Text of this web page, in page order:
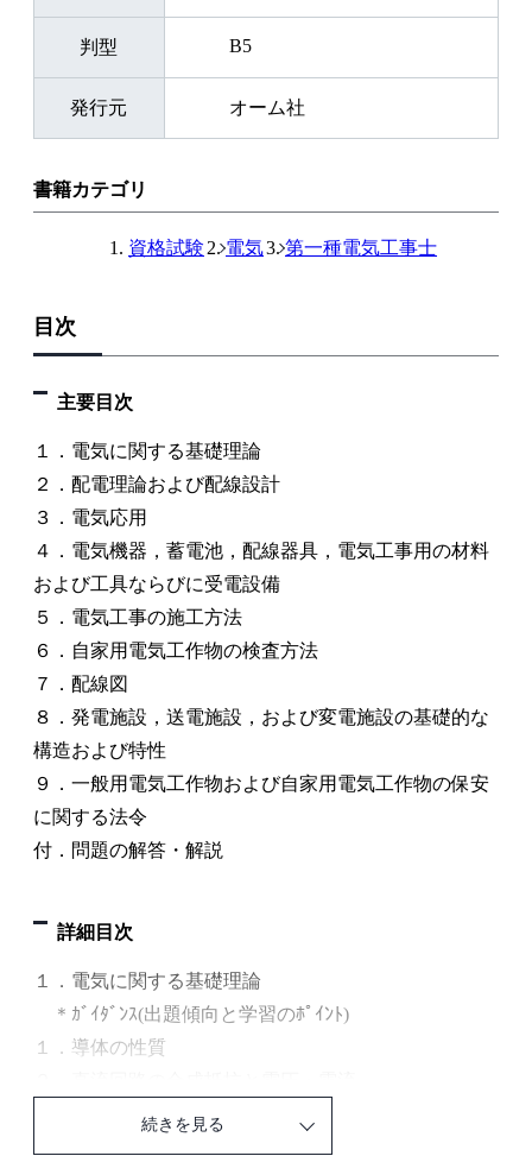
判型 B5
発行元 オーム社
書籍カテゴリ
資格試験 電気 第一種電気工事士
目次
主要目次
１．電気に関する基礎理論
２．配電理論および配線設計
３．電気応用
４．電気機器，蓄電池，配線器具，電気工事用の材料
および工具ならびに受電設備
５．電気工事の施工方法
６．自家用電気工作物の検査方法
７．配線図
８．発電施設，送電施設，および変電施設の基礎的な
構造および特性
９．一般用電気工作物および自家用電気工作物の保安
に関する法令
付．問題の解答・解説
詳細目次
１．電気に関する基礎理論
＊ｶﾞｲﾀﾞﾝｽ(出題傾向と学習のﾎﾟｲﾝﾄ)
１．導体の性質
３．直流回路の電圧・電流
続きを見る